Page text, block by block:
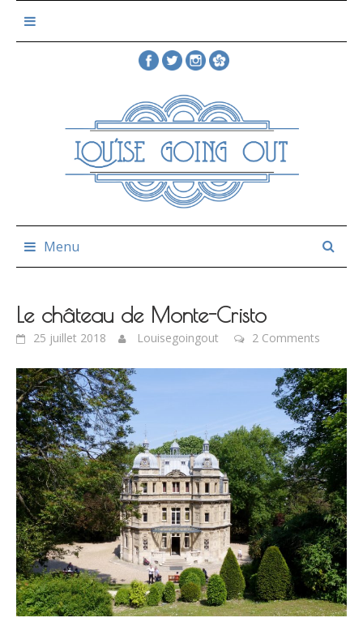
Menu
Le château de Monte-Cristo
25 juillet 2018 Louisegoingout 2 Comments